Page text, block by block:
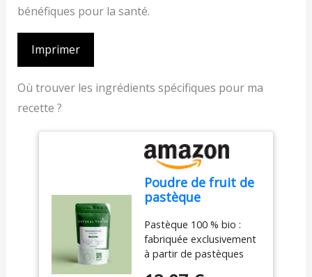
bénéfiques pour la santé.
Imprimer
Où trouver les ingrédients spécifiques pour ma
recette ?
Poudre de fruit de
pastèque
Améliorateur de
saveur naturelle et
de couleur -
Végétalien, sans
Pastèque 100 % bio :
fabriquée exclusivement
à partir de pastèques